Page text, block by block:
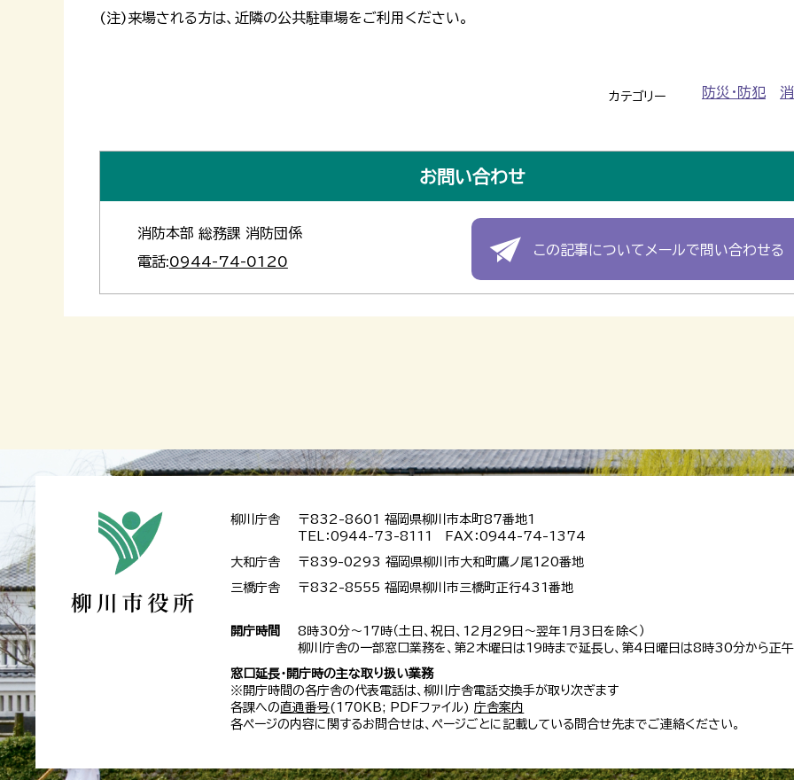
(注)来場される方は、近隣の公共駐車場をご利用ください。
カテゴリー 防災・防犯
お問い合わせ
消防本部 総務課 消防団係
電話:0944-74-0120
この記事についてメールで問い合わせる
柳川庁舎
〒832-8601 福岡県柳川市本町87番地1
TEL：0944-73-8111 FAX：0944-74-1374
大和庁舎 〒839-0293 福岡県柳川市大和町鷹ノ尾120番地
三橋庁舎 〒832-8555 福岡県柳川市三橋町正行431番地
開庁時間
8時30分～17時（土日、祝日、12月29日～翌年1月3日を除く）
柳川庁舎の一部窓口業務を、第2木曜日は19時まで延長し、第4日曜日は8時30分から正午
窓口延長・開庁時の主な取り扱い業務
※開庁時間の各庁舎の代表電話は、柳川庁舎電話交換手が取り次ぎます
各課への直通番号(170KB; PDFファイル)庁舎案内
各ページの内容に関するお問合せは、ページごとに記載している問合せ先までご連絡ください。